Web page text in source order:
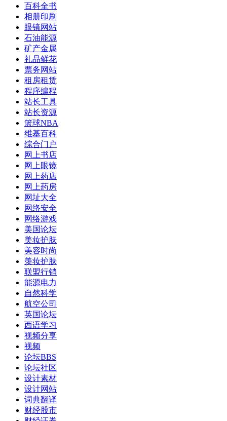
百科全书
相册印刷
眼镜网站
石油能源
矿产金属
礼品鲜花
票务网站
租房租赁
程序编程
站长工具
站长资源
篮球NBA
维基百科
综合门户
网上书店
网上眼镜
网上药店
网上药房
网址大全
网络安全
网络游戏
美国论坛
美妆护肤
美容时尚
羡妆护肤
联盟行销
能源电力
自然科学
航空公司
英国论坛
西语学习
视频分享
视频
论坛BBS
论坛社区
设计素材
设计网站
词典翻译
财经股市